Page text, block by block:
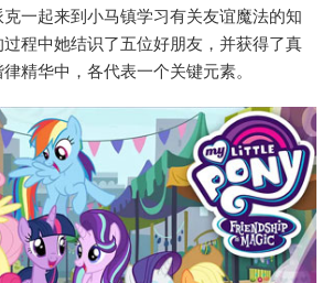
一起来到小马镇学习有关友谊魔法的知
程中她结识了五位好朋友，并获得了真
精华中，各代表一个关键元素。